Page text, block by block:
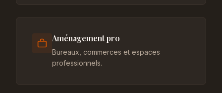
Aménagement pro
Bureaux, commerces et espaces
professionnels.